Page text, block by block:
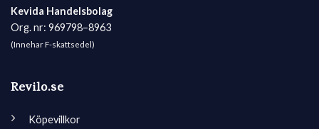
Kevida Handelsbolag
Org. nr: 969798–8963
(Innehar F-skattsedel)
Revilo.se
Köpevillkor